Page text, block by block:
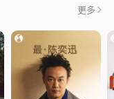
更多